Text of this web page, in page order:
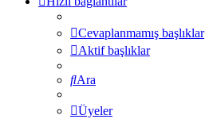
Cevaplanmamış başlıklar
Aktif başlıklar
Ara
Üyeler